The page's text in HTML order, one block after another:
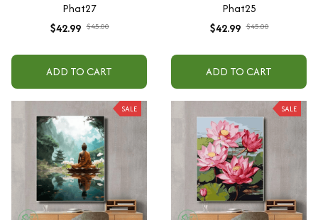
Phat27
$42.99 $45.00
ADD TO CART
Phat25
$42.99 $45.00
ADD TO CART
SALE SALE